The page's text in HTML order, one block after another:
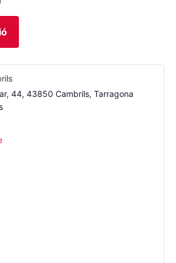
44, 43850 Cambrils, Tarragona